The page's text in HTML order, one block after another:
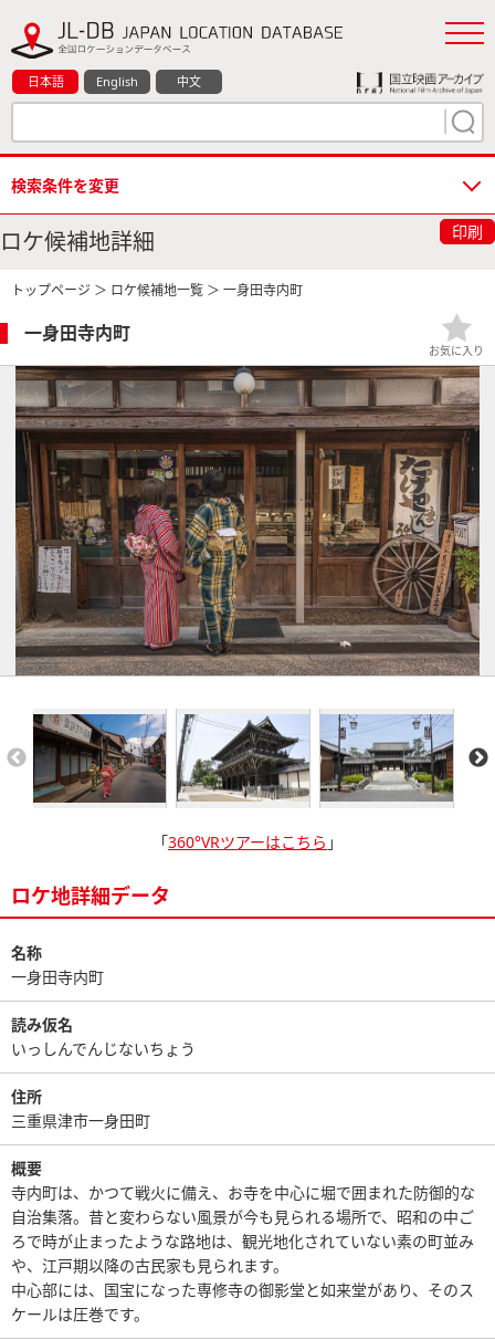
日本語 English 中文
検索条件を変更
ロケ候補地詳細 印刷
トップページ ＞ ロケ候補地一覧 ＞ 一身田寺内町
一身田寺内町
お気に入り
「360°VRツアーはこちら 」
ロケ地詳細データ
名称
一身田寺内町
読み仮名
いっしんでんじないちょう
住所
三重県津市一身田町
概要
寺内町は、かつて戦火に備え、お寺を中心に堀で囲まれた防御的な
自治集落。昔と変わらない風景が今も見られる場所で、昭和の中ご
ろで時が止まったような路地は、観光地化されていない素の町並み
や、江戸期以降の古民家も見られます。
中心部には、国宝になった専修寺の御影堂と如来堂があり、そのス
ケールは圧巻です。